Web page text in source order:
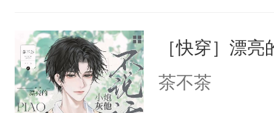
种威胁手段
他是社恐，墨
他说：【您
年，存活下
再说一遍。】
子嗣）。盘
孤独成性，被
［快穿］漂
茶不茶